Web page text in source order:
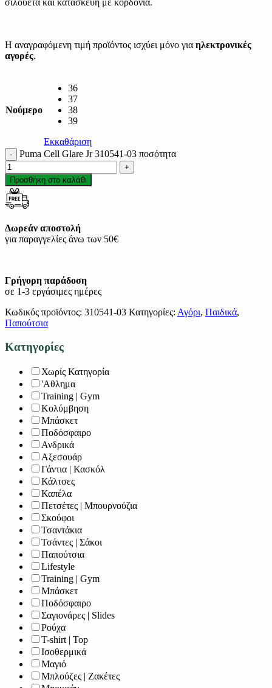
σιλουέτα και κατασκευή με κορδόνια.
Η αναγραφόμενη τιμή προϊόντος ισχύει μόνο για ηλεκτρονικές
αγορές.
Νούμερο
36
37
38
39
Εκκαθάριση
Puma Cell Glare Jr 310541-03 ποσότητα
Προσθήκη στο καλάθι
Δωρεάν αποστολή
για παραγγελίες άνω των 50€
Γρήγορη παράδοση
σε 1-3 εργάσιμες ημέρες
Κωδικός προϊόντος: 310541-03 Κατηγορίες: Αγόρι, Παιδικά,
Παπούτσια
Κατηγορίες
Χωρίς Κατηγορία
'Αθλημα
Training | Gym
Κολύμβηση
Μπάσκετ
Ποδόσφαιρο
Ανδρικά
Αξεσουάρ
Γάντια | Κασκόλ
Κάλτσες
Καπέλα
Πετσέτες | Μπουρνούζια
Σκούφοι
Τσαντάκια
Τσάντες | Σάκοι
Παπούτσια
Lifestyle
Training | Gym
Μπάσκετ
Ποδόσφαιρο
Σαγιονάρες | Slides
Ρούχα
T-shirt | Top
Ισοθερμικά
Μαγιό
Μπλούζες | Ζακέτες